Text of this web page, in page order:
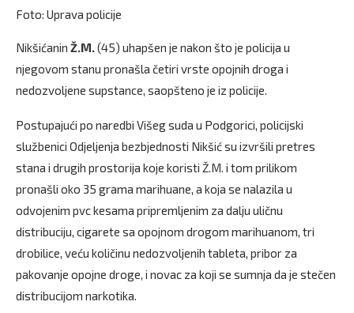
Foto: Uprava policije
Nikšićanin Ž.M.(45) uhapšen je nakon što je policija u
njegovom stanu pronašla četiri vrste opojnih droga i
nedozvoljene supstance, saopšteno je iz policije.
Postupajući po naredbi Višeg suda u Podgorici, policijski
službenici Odjeljenja bezbjednosti Nikšić su izvršili pretres
stana i drugih prostorija koje koristi Ž.M. i tom prilikom
pronašli oko 35 grama marihuane, a koja se nalazila u
odvojenim pvc kesama pripremljenim za dalju uličnu
distribuciju, cigarete sa opojnom drogom marihuanom, tri
drobilice, veću količinu nedozvoljenih tableta, pribor za
pakovanje opojne droge, i novac za koji se sumnja da je stečen
distribucijom narkotika.